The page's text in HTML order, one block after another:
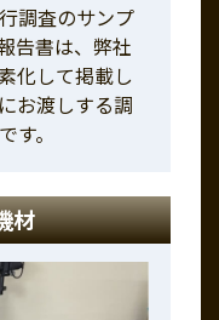
調査のサンプ
告書は、弊社
化して掲載し
お渡しする調
。
材